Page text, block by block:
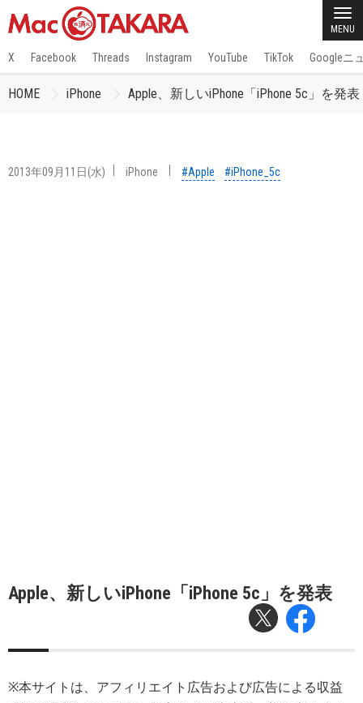
MENU
X Facebook Threads Instagram YouTube TikTok Googleニ
HOME iPhone Apple、新しいiPhone「iPhone 5c」を発表
2013年09月11日(水) iPhone #Apple #iPhone_5c
Apple、新しいiPhone「iPhone 5c」を発表
※本サイトは、アフィリエイト広告および広告による収益